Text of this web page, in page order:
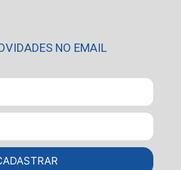
NO EMAIL